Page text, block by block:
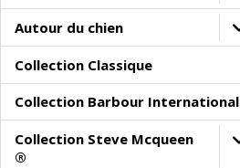
Autour du chien
Collection Classique
Collection Barbour International
Collection Steve Mcqueen
®